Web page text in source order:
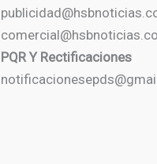
PQR Y Rectificaciones